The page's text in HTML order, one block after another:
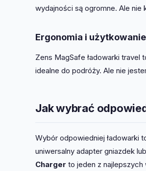
wydajności są ogromne. Ale nie
Ergonomia i użytkowanie
Zens MagSafe ładowarki travel
idealne do podróży. Ale nie
Jak wybrać
Wybór odpowiedniej ładowarki
uniwersalny adapter gniazdek
Charger to jeden z